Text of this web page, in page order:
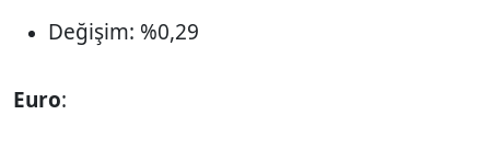
Değişim: %0,29
Euro: